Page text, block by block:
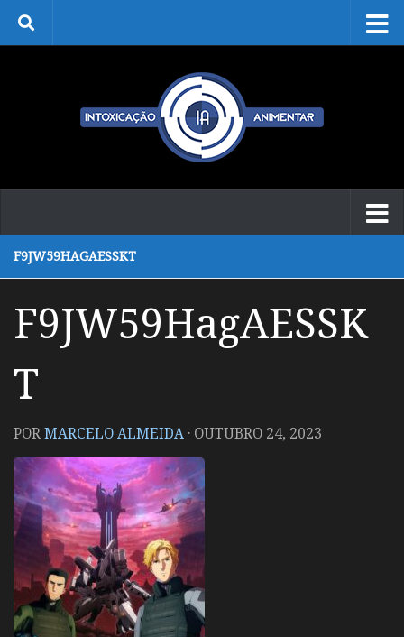
Skip to content
F9JW59HAGAESSKT
F9JW59HagAESSK
T
PORMARCELO ALMEIDA · OUTUBRO 24, 2023